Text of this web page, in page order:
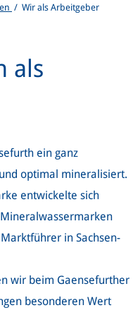
/ Wir als Arbeitgeber
als
ein ganz
optimal mineralisiert.
entwickelte sich
in Sachsen-
wir beim Gaensefurther
besonderen Wert